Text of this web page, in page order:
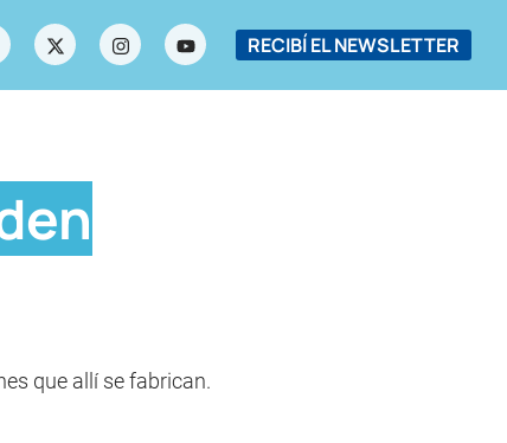
RECIBÍ EL NEWSLETTER
que allí se fabrican.